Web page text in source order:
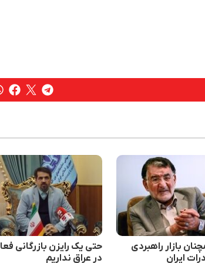
بازار راهبردی
ایران
حتی یک رایزن بازرگانی
در عراق نداریم